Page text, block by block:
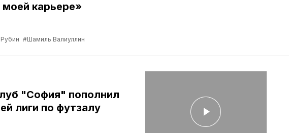
моей карьере»
#Шамиль Валиуллин
"София" пополнил
лиги по футзалу